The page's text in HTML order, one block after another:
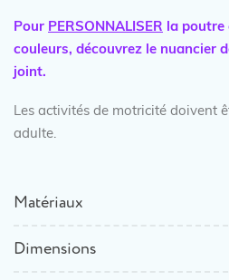
Pour PERSONNALISER la poutre
couleurs, découvrez le nuancier
joint.
Les activités de motricité doivent
adulte.
Matériaux
Dimensions